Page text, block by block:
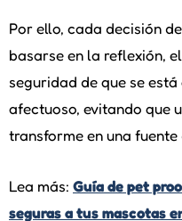
Por ello, cada decisión
basarse en la reflexión,
seguridad de que se
afectuoso, evitando que
transforme en una
Lea más: Guía de pet
seguras a tus mascotas